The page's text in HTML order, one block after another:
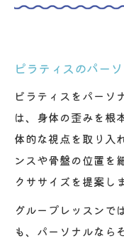
ピラティスのパー
ピラティスをパーソ
は、身体の歪みを根
体的な視点を取り入
ンスや骨盤の位置を
クササイズを提案し
グループレッスンで
も、パーソナルなら